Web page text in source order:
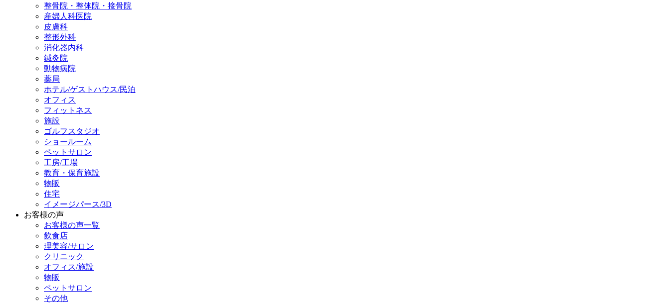
整骨院・整体院・接骨院
産婦人科医院
皮膚科
整形外科
消化器内科
鍼灸院
動物病院
薬局
ホテル/ゲストハウス/民泊
オフィス
フィットネス
施設
ゴルフスタジオ
ショールーム
ペットサロン
工房/工場
教育・保育施設
物販
住宅
イメージパース/3D
お客様の声
お客様の声一覧
飲食店
理美容/サロン
クリニック
オフィス/施設
物販
ペットサロン
その他